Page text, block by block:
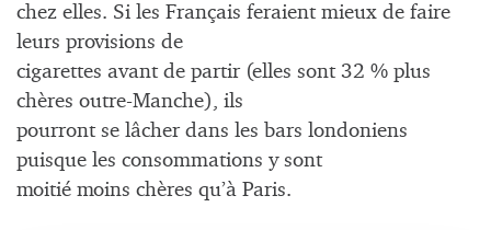
chez elles. Si les Français feraient mieux de faire
leurs provisions de
cigarettes avant de partir (elles sont 32 % plus
chères outre-Manche), ils
pourront se lâcher dans les bars londoniens
puisque les consommations y sont
moitié moins chères qu’à Paris.